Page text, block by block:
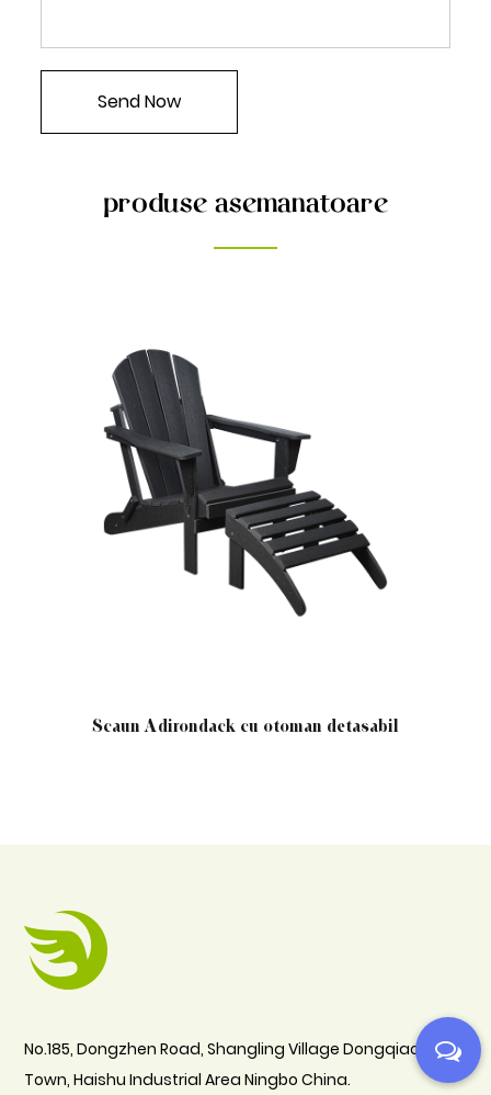
produse asemanatoare
Scaun Adirondack cu otoman detasabil
No.185, Dongzhen Road, Shangling Village Dongqiao
Town, Haishu Industrial Area Ningbo China.